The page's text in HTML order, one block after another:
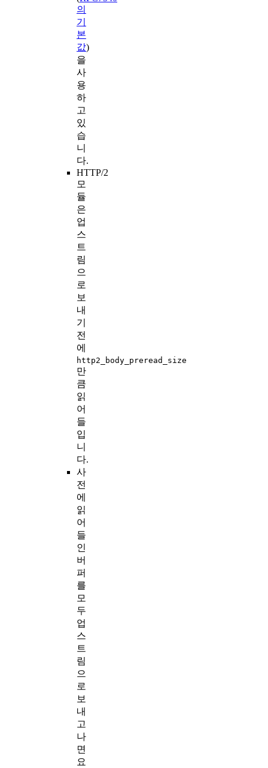
의
기
본
값)
을
사
용
하
고
있
습
니
다.
HTTP/2
모
듈
은
업
스
트
림
으
로
보
내
기
전
에
http2_body_preread_size
만
큼
읽
어
들
입
니
다.
사
전
에
읽
어
들
인
버
퍼
를
모
두
업
스
트
림
으
로
보
내
고
나
면
요